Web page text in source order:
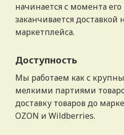
начинается с момента
заканчивается доставкой
маркетплейса.
Доступность
Мы работаем как с
мелкими партиями
доставку товаров до
OZON и Wildberries.